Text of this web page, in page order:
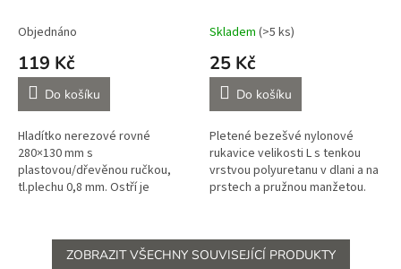
Objednáno
119 Kč
Do košíku
Hladítko nerezové rovné
280×130 mm s
plastovou/dřevěnou ručkou,
tl.plechu 0,8 mm. Ostří je
nerezové oceli. Používá se...
Skladem (>5 ks)
25 Kč
Do košíku
Pletené bezešvé nylonové
rukavice velikosti L s tenkou
vrstvou polyuretanu v dlani a na
prstech a pružnou manžetou.
ZOBRAZIT VŠECHNY SOUVISEJÍCÍ PRODUKTY